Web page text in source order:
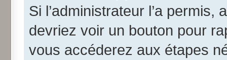
Si l’administrateur l’a
devriez voir un bouton pour
vous accéderez aux étapes